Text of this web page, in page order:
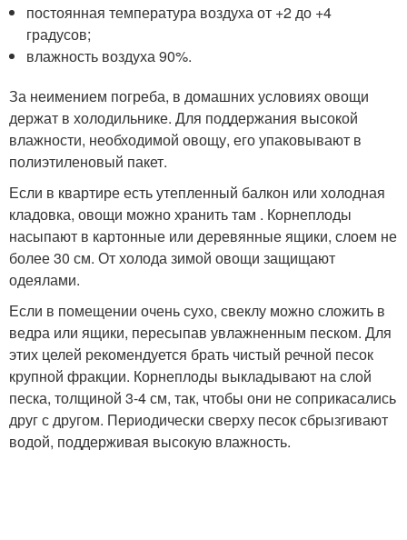
постоянная температура воздуха от +2 до +4
градусов;
влажность воздуха 90%.
За неимением погреба, в домашних условиях овощи
держат в холодильнике. Для поддержания высокой
влажности, необходимой овощу, его упаковывают в
полиэтиленовый пакет.
Если в квартире есть утепленный балкон или холодная
кладовка, овощи можно хранить там . Корнеплоды
насыпают в картонные или деревянные ящики, слоем не
более 30 см. От холода зимой овощи защищают
одеялами.
Если в помещении очень сухо, свеклу можно сложить в
ведра или ящики, пересыпав увлажненным песком. Для
этих целей рекомендуется брать чистый речной песок
крупной фракции. Корнеплоды выкладывают на слой
песка, толщиной 3-4 см, так, чтобы они не соприкасались
друг с другом. Периодически сверху песок сбрызгивают
водой, поддерживая высокую влажность.